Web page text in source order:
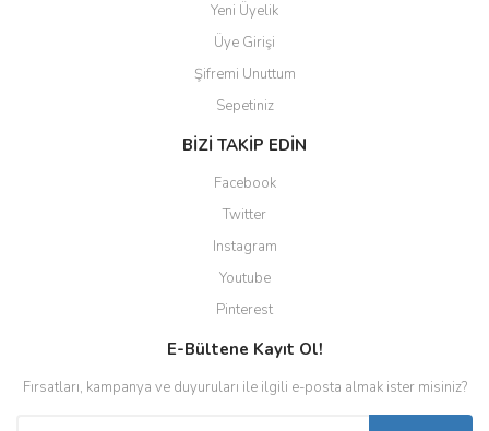
Yeni Üyelik
Üye Girişi
Şifremi Unuttum
Sepetiniz
BİZİ TAKİP EDİN
Facebook
Twitter
Instagram
Youtube
Pinterest
E-Bültene Kayıt Ol!
Fırsatları, kampanya ve duyuruları ile ilgili e-posta almak ister misiniz?